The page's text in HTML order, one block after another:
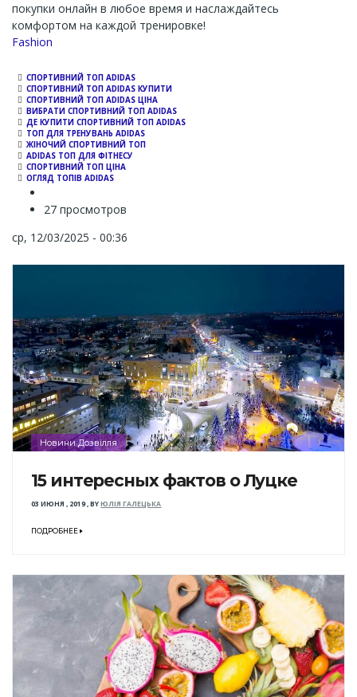
покупки онлайн в любое время и наслаждайтесь
комфортом на каждой тренировке!
Channel
Fashion
СПОРТИВНИЙ ТОП ADIDAS
СПОРТИВНИЙ ТОП ADIDAS КУПИТИ
СПОРТИВНИЙ ТОП ADIDAS ЦІНА
ВИБРАТИ СПОРТИВНИЙ ТОП ADIDAS
ДЕ КУПИТИ СПОРТИВНИЙ ТОП ADIDAS
ТОП ДЛЯ ТРЕНУВАНЬ ADIDAS
ЖІНОЧИЙ СПОРТИВНИЙ ТОП
ADIDAS ТОП ДЛЯ ФІТНЕСУ
СПОРТИВНИЙ ТОП ЦІНА
ОГЛЯД ТОПІВ ADIDAS
27 просмотров
ср, 12/03/2025 - 00:36
Новини Дозвілля
15 интересных фактов о Луцке
03 ИЮНЯ , 2019,BYЮЛІЯ ГАЛЕЦЬКА
ПОДРОБНЕЕ